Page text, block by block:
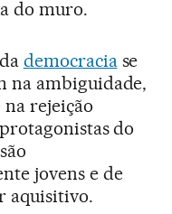
do muro.
democraciase
na ambiguidade,
rejeição
do
jovens e de
aquisitivo.